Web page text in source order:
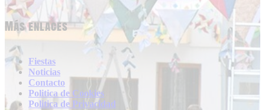
Más enlaces
Fiestas
Noticias
Contacto
Politica de Cookies
Politica de Privacidad